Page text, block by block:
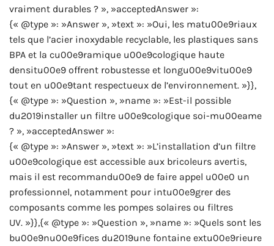
vraiment durables ? », »acceptedAnswer »:
{« @type »: »Answer », »text »: »Oui, les matu00e9riaux
tels que l’acier inoxydable recyclable, les plastiques sans
BPA et la cu00e9ramique u00e9cologique haute
densitu00e9 offrent robustesse et longu00e9vitu00e9
tout en u00e9tant respectueux de l’environnement. »}},
{« @type »: »Question », »name »: »Est-il possible
du2019installer un filtre u00e9cologique soi-mu00eame
? », »acceptedAnswer »:
{« @type »: »Answer », »text »: »L’installation d’un filtre
u00e9cologique est accessible aux bricoleurs avertis,
mais il est recommandu00e9 de faire appel u00e0 un
professionnel, notamment pour intu00e9grer des
composants comme les pompes solaires ou filtres
UV. »}},{« @type »: »Question », »name »: »Quels sont les
bu00e9nu00e9fices du2019une fontaine extu00e9rieure